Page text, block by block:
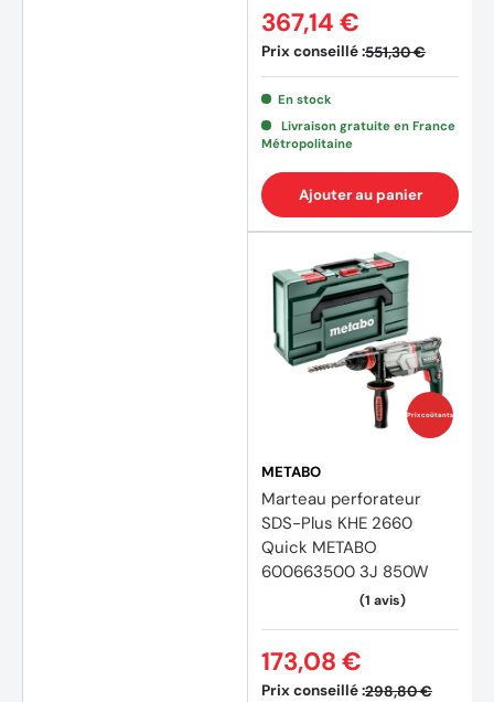
Prix conseillé :551,30 €
367,14 €
En stock
Livraison gratuite en France
Métropolitaine
Ajouter au panier
Prix coûtants
METABO
Marteau perforateur
SDS-Plus KHE 2660
Quick METABO
600663500 3J 850W
Prix conseillé :298,80 €
173,08 €